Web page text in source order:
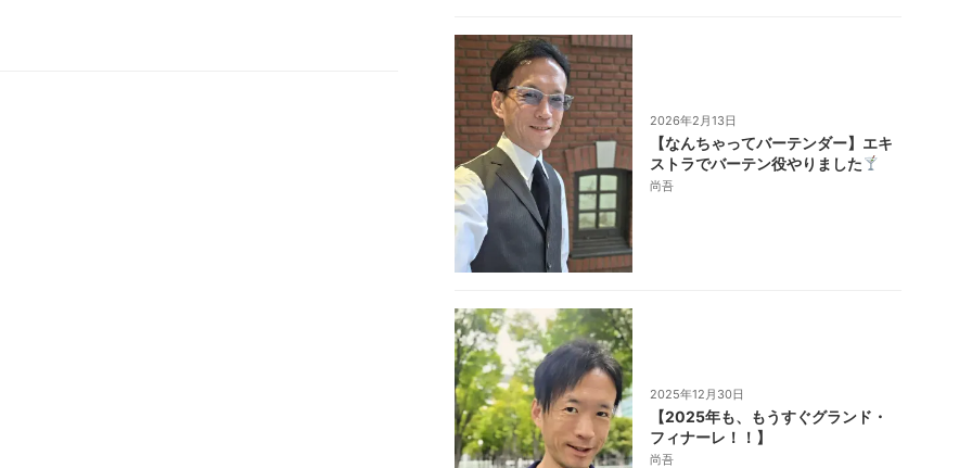
2026年2月13日
【なんちゃってバーテンダー】エキ
ストラでバーテン役やりました
尚吾
2025年12月30日
【2025年も、もうすぐグランド・
フィナーレ！！】
尚吾